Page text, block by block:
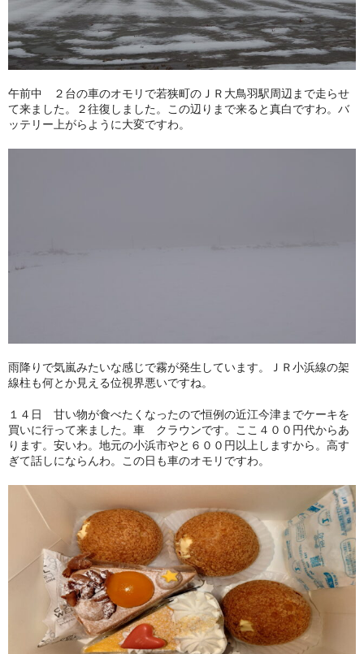
ブログ
午前中 ２台の車のオモリで若狭町のＪＲ大鳥羽駅周辺まで走らせ
て来ました。２往復しました。この辺りまで来ると真白ですわ。バ
ッテリー上がらように大変ですわ。
雨降りで気嵐みたいな感じで霧が発生しています。ＪＲ小浜線の架
線柱も何とか見える位視界悪いですね。
１４日 甘い物が食べたくなったので恒例の近江今津までケーキを
買いに行って来ました。車 クラウンです。ここ４００円代からあ
ります。安いわ。地元の小浜市やと６００円以上しますから。高す
ぎて話しにならんわ。この日も車のオモリですわ。